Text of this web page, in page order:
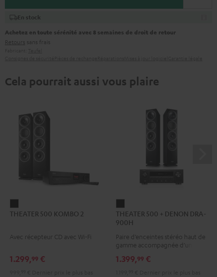
En stock
Achetez en toute sérénité avec 8 semaines de droit de retour
Retours sans frais
Cela pourrait aussi vous plaire
500
2
THEATER 500 KOMBO 2
Avec récepteur CD avec Wi-Fi
1.299,99 €
500
+
DENON
900H
THEATER 500 + DENON DRA-
900H
Paire d’enceintes stéréo haut de
gamme accompagnée d’un
1.399,99 €